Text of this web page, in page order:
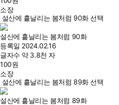
소장
설산에 흩날리는 봄처럼 90화 선택
설산에 흩날리는 봄처럼 90화
등록일 2024.02.16
글자수 약 3.8천 자
100원
소장
설산에 흩날리는 봄처럼 89화 선택
설산에 흩날리는 봄처럼 89화